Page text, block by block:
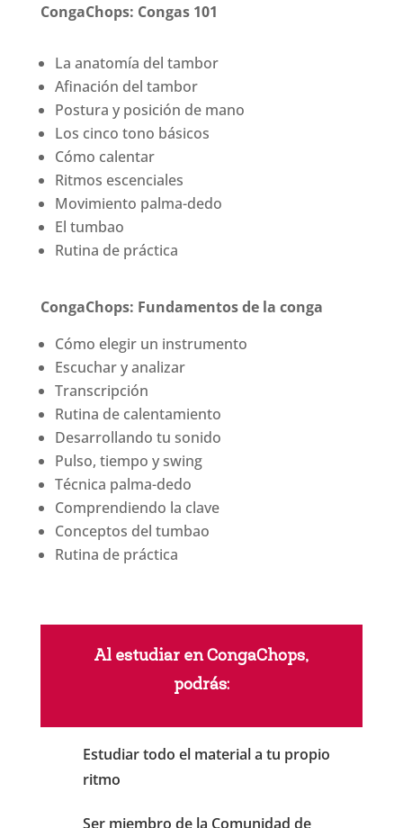
CongaChops: Congas 101
La anatomía del tambor
Afinación del tambor
Postura y posición de mano
Los cinco tono básicos
Cómo calentar
Ritmos escenciales
Movimiento palma-dedo
El tumbao
Rutina de práctica
CongaChops: Fundamentos de la conga
Cómo elegir un instrumento
Escuchar y analizar
Transcripción
Rutina de calentamiento
Desarrollando tu sonido
Pulso, tiempo y swing
Técnica palma-dedo
Comprendiendo la clave
Conceptos del tumbao
Rutina de práctica
Al estudiar en CongaChops,
podrás:
Estudiar todo el material a tu propio
ritmo
Ser miembro de la Comunidad de